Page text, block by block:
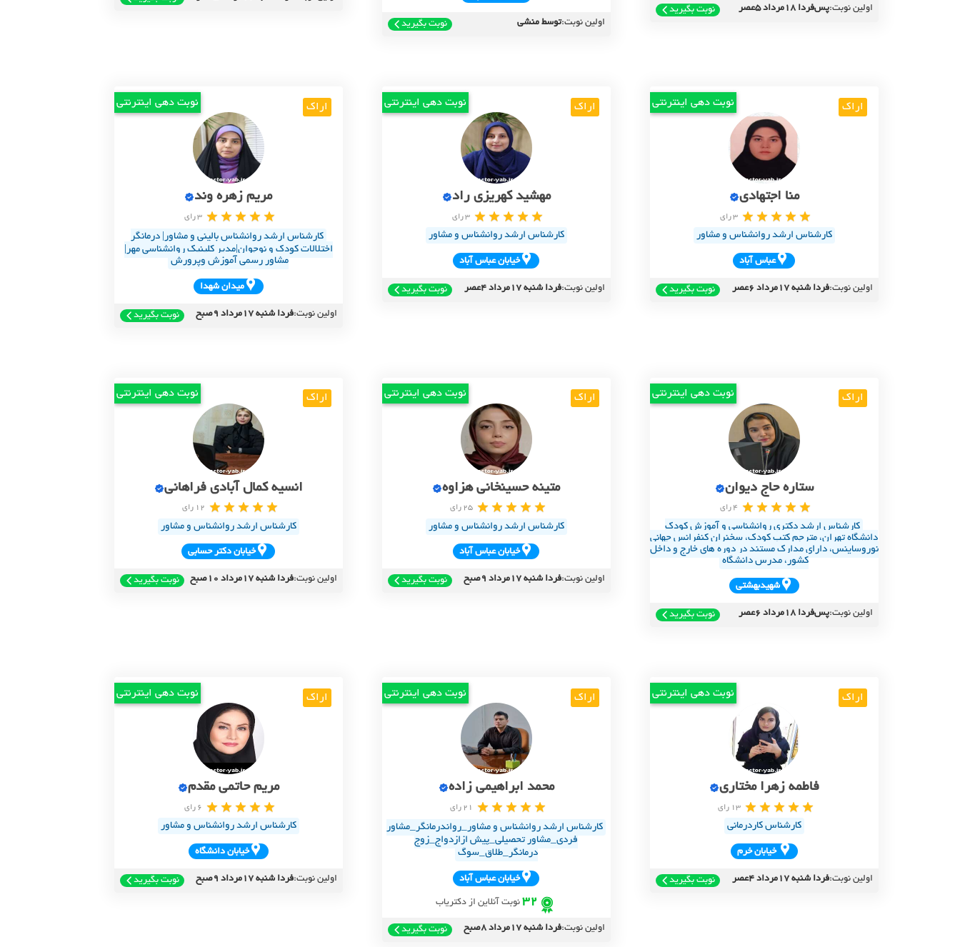
اولین نوبت:پس‌فردا 18مرداد 5عصر نوبت بگیرید
اولین نوبت:توسط منشی نوبت بگیرید
اراک نوبت دهی اینترنتی
منا اجتهادی
3 رای
کارشناس ارشد روانشناس و مشاور
عباس آباد
اولین نوبت:فردا شنبه 17مرداد 6عصر نوبت بگیرید
اراک نوبت دهی اینترنتی
مهشید کهریزی راد
3 رای
کارشناس ارشد روانشناس و مشاور
خيابان عباس آباد
اولین نوبت:فردا شنبه 17مرداد 4عصر نوبت بگیرید
اراک نوبت دهی اینترنتی
مریم زهره وند
3 رای
کارشناس ارشد روانشناس بالینی و مشاور| درمانگر
اختلالات کودک و نوجوان|مدیر کلینیک روانشناسی مهر|
مشاور رسمی آموزش وپرورش
ميدان شهدا
اولین نوبت:فردا شنبه 17مرداد 9صبح نوبت بگیرید
اراک نوبت دهی اینترنتی
ستاره حاج دیوان
4 رای
کارشناس ارشد دکتری روانشناسی و آموزش کودک
دانشگاه تهران، مترجم کتب کودک، سخنران کنفرانس جهانی
نوروساینس، دارای مدارک مستند در دوره های خارج و داخل
کشور، مدرس دانشگاه
شهيدبهشتي
اولین نوبت:پس‌فردا 18مرداد 6عصر نوبت بگیرید
اراک نوبت دهی اینترنتی
متینه حسینخانی هزاوه
25 رای
کارشناس ارشد روانشناس و مشاور
خيابان عباس آباد
اولین نوبت:فردا شنبه 17مرداد 9صبح نوبت بگیرید
اراک نوبت دهی اینترنتی
انسیه کمال آبادی فراهانی
12 رای
کارشناس ارشد روانشناس و مشاور
خيابان دکتر حسابي
اولین نوبت:فردا شنبه 17مرداد 10صبح نوبت بگیرید
اراک نوبت دهی اینترنتی
فاطمه زهرا مختاری
13 رای
کارشناس کاردرمانی
خيابان خرم
اولین نوبت:فردا شنبه 17مرداد 4عصر نوبت بگیرید
اراک نوبت دهی اینترنتی
محمد ابراهیمی زاده
21 رای
کارشناس ارشد روانشناس و مشاور_رواندرمانگر_مشاور
فردی_مشاور تحصیلی_پیش ازازدواج_زوج
درمانگر_طلاق_سوگ
خيابان عباس آباد
32 نوبت آنلاین از دکتریاب
اولین نوبت:فردا شنبه 17مرداد 8صبح نوبت بگیرید
اراک نوبت دهی اینترنتی
مریم حاتمی مقدم
6 رای
کارشناس ارشد روانشناس و مشاور
خيابان دانشگاه
اولین نوبت:فردا شنبه 17مرداد 9صبح نوبت بگیرید